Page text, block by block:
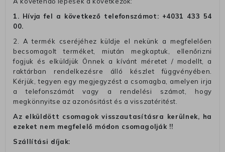
1. Hívja fel a következő telefonszámot: +4031 433 54
00.
2. A termék cseréjéhez küldje el nekünk a megfelelően
becsomagolt terméket, miután megkaptuk, ellenőrizni
fogjuk és elküldjük Önnek a kívánt méretet / modellt, a
raktárban rendelkezésre álló készlet függvényében.
Kérjük, tegyen egy megjegyzést a csomagba, amelyen irja
a telefonszámát vagy a rendelési számot, hogy
megkönnyitse az azonósitást és a visszatéritést.
Az elküldött csomagok visszautasításra kerülnek, ha
ezeket nem megfelelő módon csomagolják !!
Szállítási díjak: